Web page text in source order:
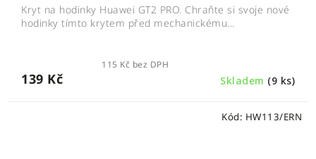
Skladem (9 ks)
115 Kč bez DPH
139 Kč
Kryt na hodinky Huawei GT2 PRO. Chraňte si svoje nové
hodinky tímto krytem před mechanickému...
Kód: HW113/ERN